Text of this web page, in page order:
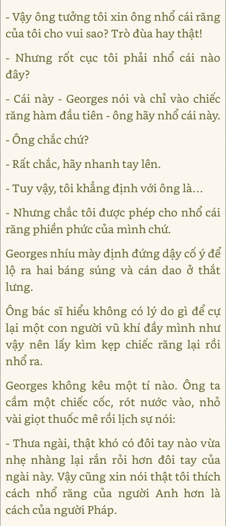
- Vậy ông tưởng tôi xin ông nhổ cái răng
của tôi cho vui sao? Trò đùa hay thật!
- Nhưng rốt cục tôi phải nhổ cái nào
đây?
- Cái này - Georges nói và chỉ vào chiếc
răng hàm đầu tiên - ông hãy nhổ cái này.
- Ông chắc chứ?
- Rất chắc, hãy nhanh tay lên.
- Tuy vậy, tôi khẳng định với ông là…
- Nhưng chắc tôi được phép cho nhổ cái
răng phiền phức của mình chứ.
Georges nhíu mày định đứng dậy cố ý để
lộ ra hai báng súng và cán dao ở thắt
lưng.
Ông bác sĩ hiểu không có lý do gì để cự
lại một con người vũ khí đầy mình như
vậy nên lấy kìm kẹp chiếc răng lại rồi
nhổ ra.
Georges không kêu một tí nào. Ông ta
cầm một chiếc cốc, rót nước vào, nhỏ
vài giọt thuốc mê rồi lịch sự nói:
- Thưa ngài, thật khó có đôi tay nào vừa
nhẹ nhàng lại rắn rỏi hơn đôi tay của
ngài này. Vậy cũng xin nói thật tôi thích
cách nhổ răng của người Anh hơn là
cách của người Pháp.